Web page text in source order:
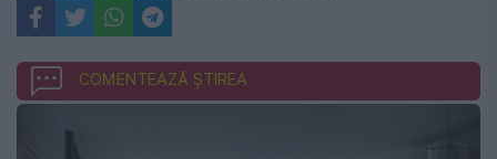
COMENTEAZĂ ȘTIREA